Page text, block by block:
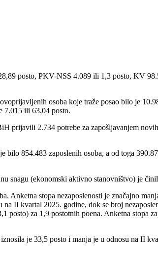
posto, PKV-NSS 4.089 ili 1,3 posto, KV
osoba koje traže posao bilo je
7.015 ili 63,04 posto.
prijavili 2.734 potrebe za zapošljavanjem
854.483 zaposlenih osoba, a od toga
snagu (ekonomski aktivno stanovništvo) je
Anketna stopa nezaposlenosti je značajno
II kvartal 2025. godine, dok se broj
posto) za 1,9 postotnih poena. Anketna stopa
je 33,5 posto i manja je u odnosu na II